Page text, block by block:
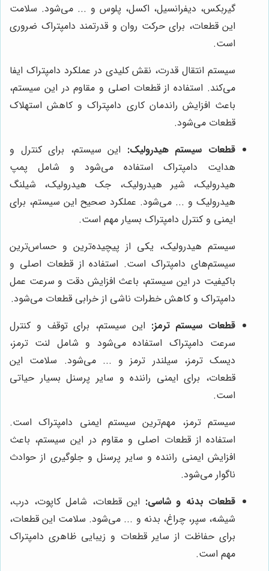
گیربکس، دیفرانسیل، اکسل، پلوس و ... می‌شود. سلامت
این قطعات، برای حرکت روان و قدرتمند دامپتراک ضروری
است.
سیستم انتقال قدرت، نقش کلیدی در عملکرد دامپتراک ایفا
می‌کند. استفاده از قطعات اصلی و مقاوم در این سیستم،
باعث افزایش راندمان کاری دامپتراک و کاهش استهلاک
قطعات می‌شود.
قطعات سیستم هیدرولیک: این سیستم، برای کنترل و
هدایت دامپتراک استفاده می‌شود و شامل پمپ
هیدرولیک، شیر هیدرولیک، جک هیدرولیک، شیلنگ
هیدرولیک و ... می‌شود. عملکرد صحیح این سیستم، برای
ایمنی و کنترل دامپتراک بسیار مهم است.
سیستم هیدرولیک، یکی از پیچیده‌ترین و حساس‌ترین
سیستم‌های دامپتراک است. استفاده از قطعات اصلی و
باکیفیت در این سیستم، باعث افزایش دقت و سرعت عمل
دامپتراک و کاهش خطرات ناشی از خرابی قطعات می‌شود.
قطعات سیستم ترمز: این سیستم، برای توقف و کنترل
سرعت دامپتراک استفاده می‌شود و شامل لنت ترمز،
دیسک ترمز، سیلندر ترمز و ... می‌شود. سلامت این
قطعات، برای ایمنی راننده و سایر پرسنل بسیار حیاتی
است.
سیستم ترمز، مهم‌ترین سیستم ایمنی دامپتراک است.
استفاده از قطعات اصلی و مقاوم در این سیستم، باعث
افزایش ایمنی راننده و سایر پرسنل و جلوگیری از حوادث
ناگوار می‌شود.
قطعات بدنه و شاسی: این قطعات، شامل کاپوت، درب،
شیشه، سپر، چراغ، بدنه و ... می‌شود. سلامت این قطعات،
برای حفاظت از سایر قطعات و زیبایی ظاهری دامپتراک
مهم است.